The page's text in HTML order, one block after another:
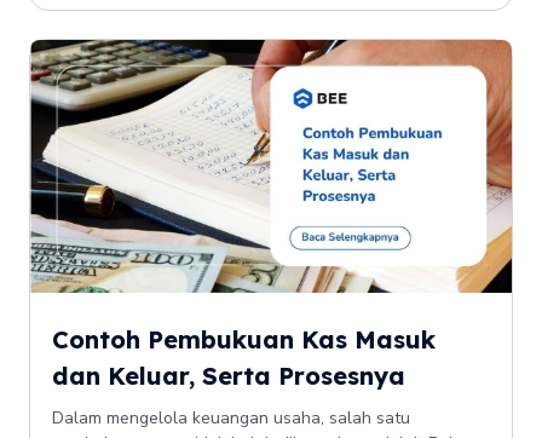
Contoh Pembukuan Kas Masuk
dan Keluar, Serta Prosesnya
Dalam mengelola keuangan usaha, salah satu